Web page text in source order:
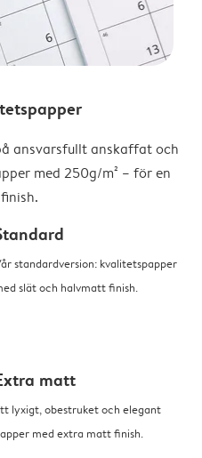
ansvarsfullt anskaffat och
med 250g/m² – för en
standardversion: kvalitetspapper
slät och halvmatt finish.
matt
lyxigt, obestruket och elegant
med extra matt finish.